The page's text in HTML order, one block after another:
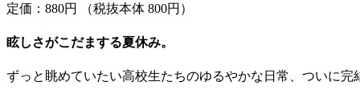
定価：880円 （税抜本体 800円）
眩しさがこだまする夏休み。
ずっと眺めていたい高校生たちのゆるやかな日常、ついに完